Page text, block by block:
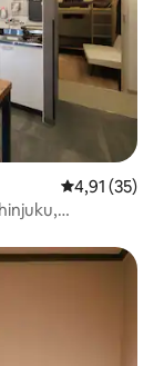
Calificación
4,91 (35)